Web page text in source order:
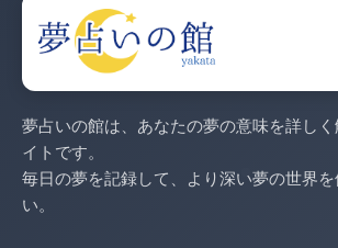
夢占いの館は、あなたの夢の意味を詳し
イトです。
毎日の夢を記録して、より深い夢の世界を
い。